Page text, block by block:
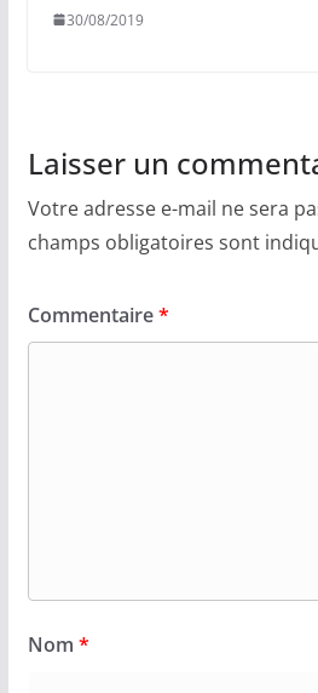
30/08/2019
Laisser un
Votre adresse e-mail ne sera
champs obligatoires sont
Commentaire*
Nom *